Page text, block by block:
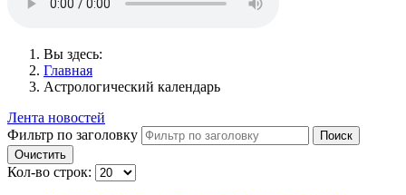
Вы здесь:
Главная
Астрологический календарь
Лента новостей
Фильтр по заголовку
Поиск
Очистить
Кол-во строк: